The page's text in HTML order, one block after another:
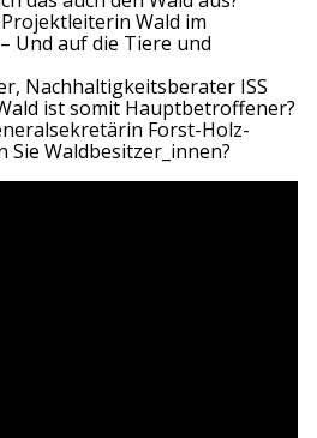
Wald im
Und auf die Tiere und
Nachhaltigkeitsberater ISS
ist somit Hauptbetroffener?
Forst-Holz-
Sie Waldbesitzer_innen?